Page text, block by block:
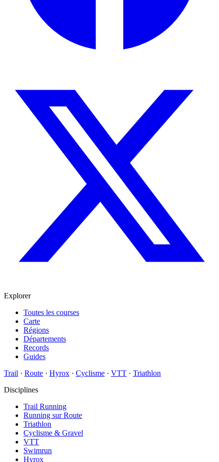
Explorer
Toutes les courses
Carte
Régions
Départements
Records
Guides
Trail · Route · Hyrox · Cyclisme · VTT · Triathlon
Disciplines
Trail Running
Running sur Route
Triathlon
Cyclisme & Gravel
VTT
Swimrun
Hyrox